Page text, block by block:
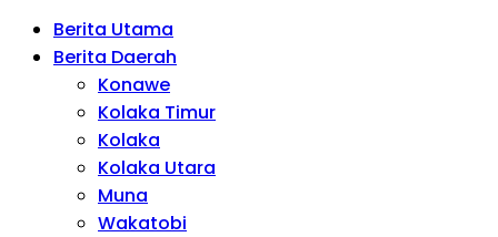
Berita Utama
Berita Daerah
Konawe
Kolaka Timur
Kolaka
Kolaka Utara
Muna
Wakatobi